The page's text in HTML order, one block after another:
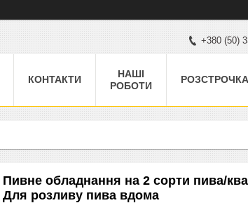
+380 (50)
КОНТАКТИ
НАШІ
РОБОТИ
РОЗСТРОЧКА
Пивне обладнання на 2 сорти пива/
Для розливу пива вдома